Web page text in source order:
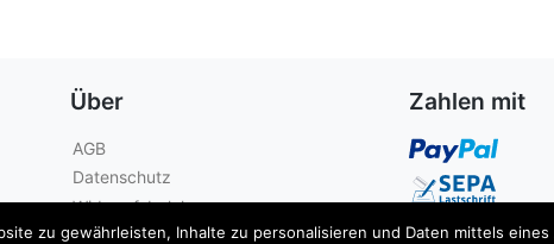
Über
AGB
Datenschutz
Widerrufsbelehrung
Kontakt
Zahlen mit
zu gewährleisten, Inhalte zu personalisieren und Daten mittels